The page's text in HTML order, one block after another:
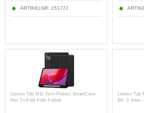
ARTIKELNR: 151772
Lenovo Tab M11 Tech-Protect SmartCase
Pen Tri-Fold Folio Fodral
Lenovo Tab
9H, 0.3mm